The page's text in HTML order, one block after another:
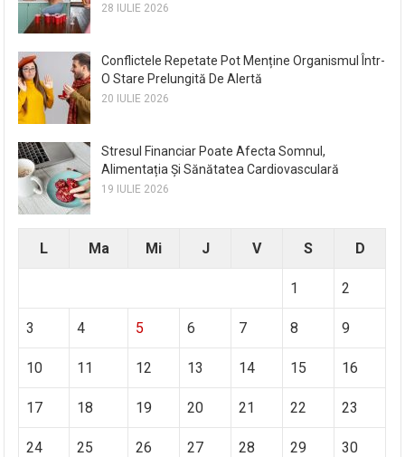
28 IULIE 2026
Conflictele Repetate Pot Menține Organismul Într-
O Stare Prelungită De Alertă
20 IULIE 2026
Stresul Financiar Poate Afecta Somnul,
Alimentația Și Sănătatea Cardiovasculară
19 IULIE 2026
L Ma Mi J V S D
1 2
3 4 5 6 7 8 9
10 11 12 13 14 15 16
17 18 19 20 21 22 23
24 25 26 27 28 29 30